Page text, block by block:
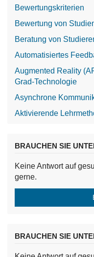
Bewertungskriterien
Bewertung von
Beratung von
Automatisiertes
Augmented Reality
Grad-Technologie
Asynchrone
Aktivierende
BRAUCHEN SIE
Keine Antwort auf
gerne.
BRAUCHEN SIE